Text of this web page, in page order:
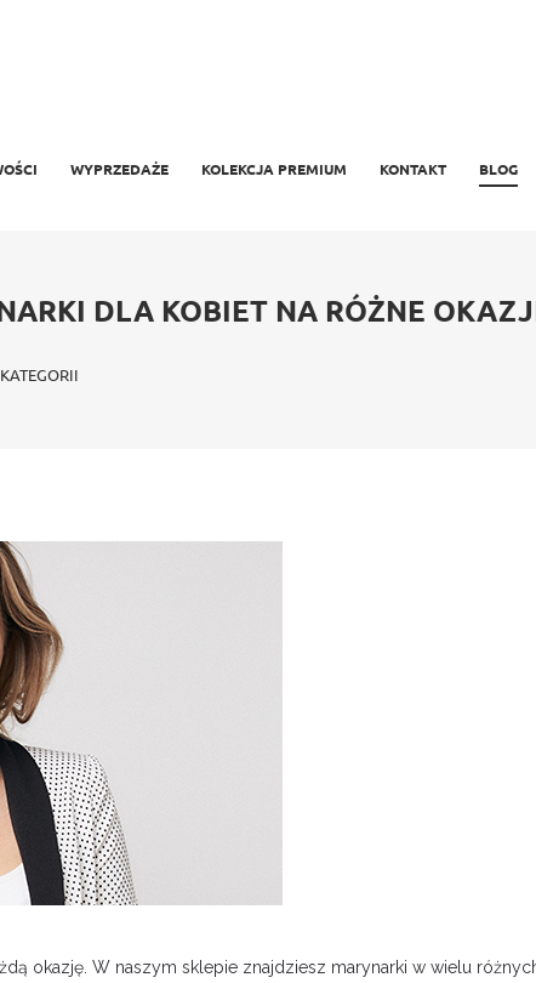
WYPRZEDAŻE KOLEKCJA PREMIUM KONTAKT BLOG
DLA KOBIET NA RÓŻNE
okazję. W naszym sklepie znajdziesz marynarki w wielu